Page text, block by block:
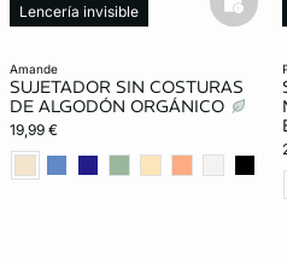
amande
SUJETADOR SIN COSTURAS
DE ALGODÓN ORGÁNICO
19,99 €
Lencería invisible